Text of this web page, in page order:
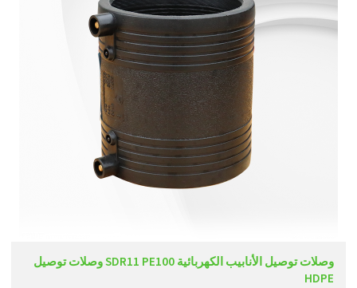
وصلات توصيل الأنابيب الكهربائية SDR11 PE100 وصلات توصيل
HDPE